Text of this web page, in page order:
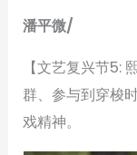
潘平微/
【文艺复兴节5:
群、参与到穿梭
戏精神。